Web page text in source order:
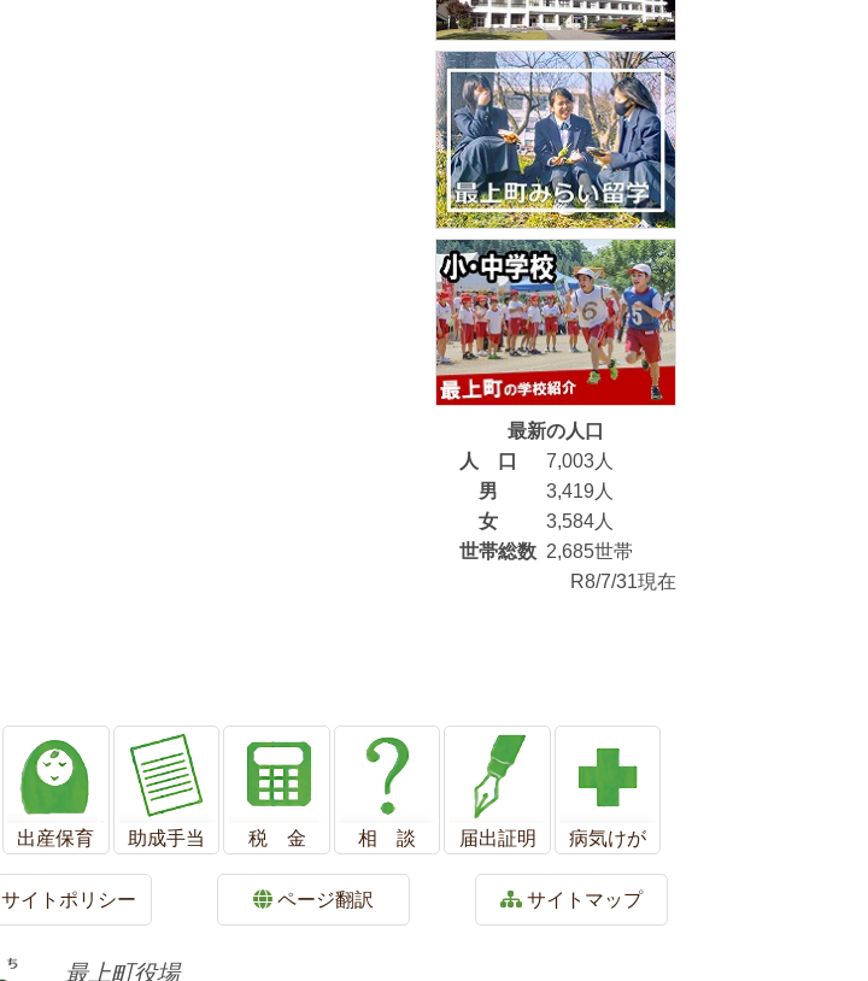
最新の人口
人 口
7,003人
男
3,419人
女
3,584人
世帯総数 2,685世帯
R8/7/31現在
出産保育 助成手当 税 金 相 談 届出証明 病気けが
サイトポリシー ページ翻訳 サイトマップ
最上町役場